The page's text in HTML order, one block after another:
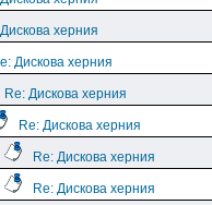
херния
Дискова херния
Re: Дискова херния
Re: Дискова херния
Re: Дискова херния
Re: Дискова херния